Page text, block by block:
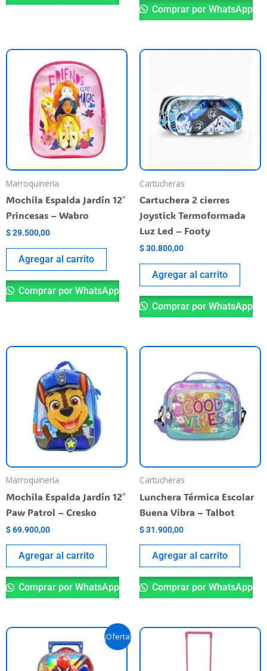
Comprar por WhatsApp
Marroquinería
Mochila Espalda Jardín 12″
Princesas – Wabro
$29.500,00
Agregar al carrito
Comprar por WhatsApp
Cartucheras
Cartuchera 2 cierres
Joystick Termoformada
Luz Led – Footy
$30.800,00
Agregar al carrito
Comprar por WhatsApp
Marroquinería
Mochila Espalda Jardín 12″
Paw Patrol – Cresko
$69.900,00
Agregar al carrito
Comprar por WhatsApp
Cartucheras
Lunchera Térmica Escolar
Buena Vibra – Talbot
$31.900,00
Agregar al carrito
Comprar por WhatsApp
¡Oferta!
Original
price
was:
$ 119.500,00.
Current
price